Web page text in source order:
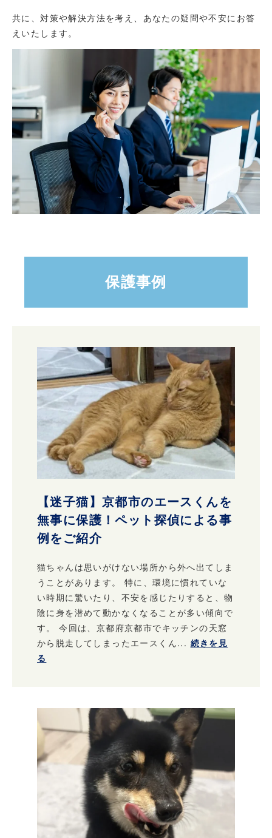
共に、対策や解決方法を考え、あなたの疑問や不安にお答
えいたします。
保護事例
【迷子猫】京都市のエースくんを
無事に保護！ペット探偵による事
例をご紹介
猫ちゃんは思いがけない場所から外へ出てしま
うことがあります。 特に、環境に慣れていな
い時期に驚いたり、不安を感じたりすると、物
陰に身を潜めて動かなくなることが多い傾向で
す。 今回は、京都府京都市でキッチンの天窓
から脱走してしまったエースくん... 続きを見
る